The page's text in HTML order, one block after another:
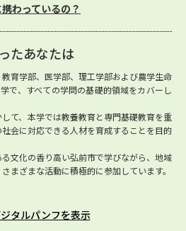
わっているの？
たあなたは
育学部、医学部、理工学部および農学生命
で、すべての学問の基礎的領域をカバーし
て、本学では教養教育と専門基礎教育を重
会に対応できる人材を育成することを目的
文化の香り高い弘前市で学びながら、地域
まざまな活動に積極的に参加しています。
タルパンフを表示